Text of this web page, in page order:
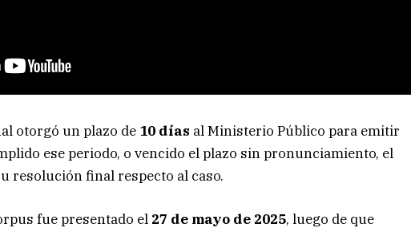
otorgó un plazo de 10 días al Ministerio Público para emitir
ese periodo, o vencido el plazo sin pronunciamiento, el
resolución final respecto al caso.
fue presentado el 27 de mayo de 2025, luego de que